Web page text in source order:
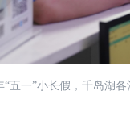
“五一”小长假，千岛湖